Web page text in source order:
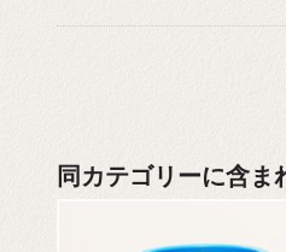
同カテゴリーに含ま